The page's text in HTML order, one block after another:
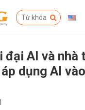
đại AI và nhà
dụng AI